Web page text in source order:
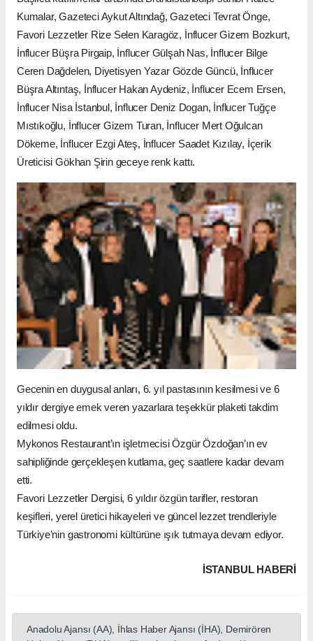
Başlıca katılımcılar arasında Brandistanbulpr sahibi Hatice
Kumalar, Gazeteci Aykut Altındağ, Gazeteci Tevrat Önge,
Favori Lezzetler Rize Selen Karagöz, İnflucer Gizem Bozkurt,
İnflucer Büşra Pirgaip, İnflucer Gülşah Nas, İnflucer Bilge
Ceren Dağdelen, Diyetisyen Yazar Gözde Güncü, İnflucer
Büşra Altıntaş, İnflucer Hakan Aydeniz, İnflucer Ecem Ersen,
İnflucer Nisa İstanbul, İnflucer Deniz Dogan, İnflucer Tuğçe
Mıstıkoğlu, İnflucer Gizem Turan, İnflucer Mert Oğulcan
Dökeme, İnflucer Ezgi Ateş, İnflucer Saadet Kızılay, İçerik
Üreticisi Gökhan Şirin geceye renk kattı.
yıldır dergiye emek veren yazarlara teşekkür plaketi takdim
Mykonos Restaurant’ın işletmecisi Özgür Özdoğan’ın ev
sahipliğinde gerçekleşen kutlama, geç saatlere kadar devam